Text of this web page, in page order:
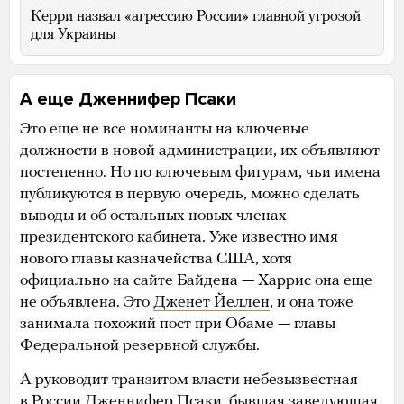
Керри назвал «агрессию России» главной угрозой
для Украины
А еще Дженнифер Псаки
Это еще не все номинанты на ключевые
должности в новой администрации, их объявляют
постепенно. Но по ключевым фигурам, чьи имена
публикуются в первую очередь, можно сделать
выводы и об остальных новых членах
президентского кабинета. Уже известно имя
нового главы казначейства США, хотя
официально на сайте Байдена — Харрис она еще
не объявлена. Это Дженет Йеллен, и она тоже
занимала похожий пост при Обаме — главы
Федеральной резервной службы.
А руководит транзитом власти небезызвестная